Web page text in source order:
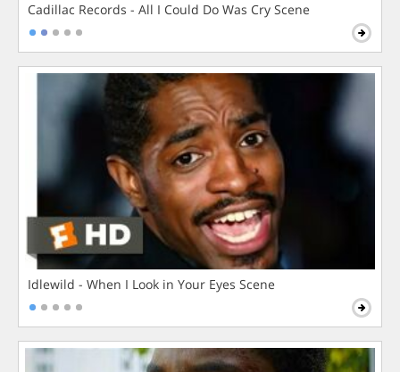
Cadillac Records - All I Could Do Was Cry Scene
Idlewild - When I Look in Your Eyes Scene